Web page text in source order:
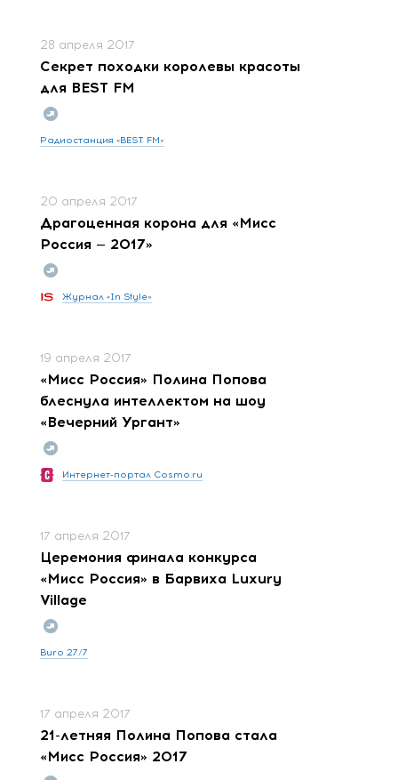
28 апреля 2017
Секрет походки королевы красоты
для BEST FM
Радиостанция «BEST FM»
20 апреля 2017
Драгоценная корона для «Мисс
Россия — 2017»
Журнал «In Style»
19 апреля 2017
«Мисс Россия» Полина Попова
блеснула интеллектом на шоу
«Вечерний Ургант»
Интернет-портал Cosmo.ru
17 апреля 2017
Церемония финала конкурса
«Мисс Россия» в Барвиха Luxury
Village
Buro 27/7
17 апреля 2017
21-летняя Полина Попова стала
«Мисс Россия» 2017